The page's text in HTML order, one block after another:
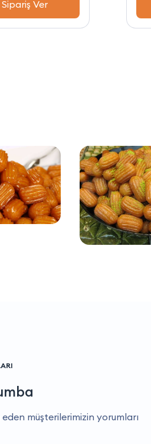
Sipariş Ver
eden müşterilerimizin yorumları